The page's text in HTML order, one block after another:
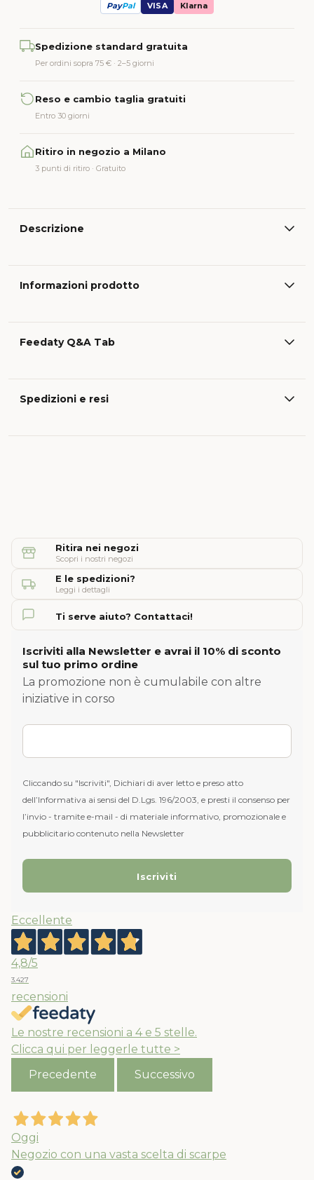
PayPal VISA Klarna
Spedizione standard gratuita
Per ordini sopra 75 € · 2–5 giorni
Reso e cambio taglia gratuiti
Entro 30 giorni
Ritiro in negozio a Milano
3 punti di ritiro · Gratuito
Descrizione
Informazioni prodotto
Feedaty Q&A Tab
Spedizioni e resi
Ritira nei negozi
Scopri i nostri negozi
E le spedizioni?
Leggi i dettagli
Ti serve aiuto? Contattaci!
Iscriviti alla Newsletter e avrai il 10% di sconto
sul tuo primo ordine
La promozione non è cumulabile con altre
iniziative in corso
Cliccando su "Iscriviti", Dichiari di aver letto e preso atto
dell’Informativa ai sensi del D.Lgs. 196/2003, e presti il consenso per
l’invio - tramite e-mail - di materiale informativo, promozionale e
pubblicitario contenuto nella Newsletter
Eccellente
4,8/5
3.427
recensioni
Le nostre recensioni a 4 e 5 stelle.
Clicca qui per leggerle tutte >
Precedente
Successivo
Oggi
Negozio con una vasta scelta di scarpe